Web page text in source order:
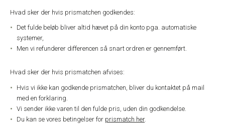
Hvad sker der hvis prismatchen godkendes:
Det fulde beløb bliver altid hævet på din konto pga. automatiske
systemer,
Men vi refunderer differencen så snart ordren er gennemført.
Hvad sker der hvis prismatchen afvises:
Hvis vi ikke kan godkende prismatchen, bliver du kontaktet på mail
med en forklaring.
Vi sender ikke varen til den fulde pris, uden din godkendelse.
Du kan se vores betingelser for prismatch her.